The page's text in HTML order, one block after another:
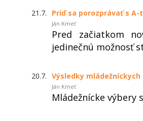
21.7. Príď sa porozprávať s
Ján Kmeť
Pred začiatkom
jedinečnú možnosť
20.7. Výsledky
Ján Kmeť
Mládežnícke výbery